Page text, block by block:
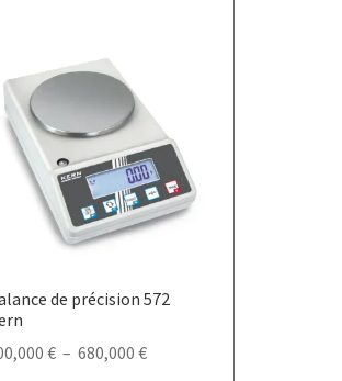
être
choisies
sur
la
de précision 572
€ – 680,000 €Plage